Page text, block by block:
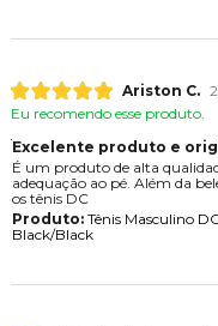
Ariston C.
Eu recomendo esse produto.
Excelente produto e
É um produto de alta
adequação ao pé. Além da
os tênis DC
Produto:Tênis Masculino
Black/Black